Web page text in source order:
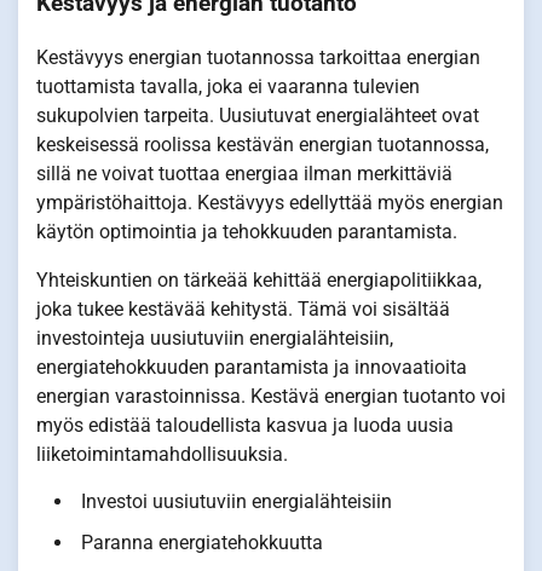
Kestävyys energian tuotannossa tarkoittaa energian
tuottamista tavalla, joka ei vaaranna tulevien
sukupolvien tarpeita. Uusiutuvat energialähteet ovat
keskeisessä roolissa kestävän energian tuotannossa,
sillä ne voivat tuottaa energiaa ilman merkittäviä
ympäristöhaittoja. Kestävyys edellyttää myös energian
käytön optimointia ja tehokkuuden parantamista.
Yhteiskuntien on tärkeää kehittää energiapolitiikkaa,
joka tukee kestävää kehitystä. Tämä voi sisältää
investointeja uusiutuviin energialähteisiin,
energiatehokkuuden parantamista ja innovaatioita
energian varastoinnissa. Kestävä energian tuotanto voi
myös edistää taloudellista kasvua ja luoda uusia
liiketoimintamahdollisuuksia.
Investoi uusiutuviin energialähteisiin
Paranna energiatehokkuutta